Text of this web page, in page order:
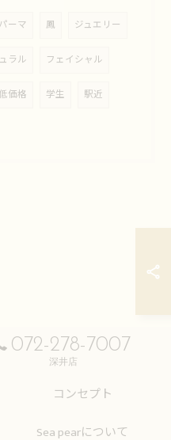
ーマ 鳳 ジュエリー
ラル フェイシャル
低価格 学生 駅近
072-278-7007
深井店
コンセプト
Sea pearについて